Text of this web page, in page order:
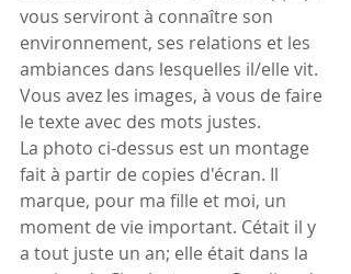
vous serviront à connaître son
environnement, ses relations et les
ambiances dans lesquelles il/elle vit.
Vous avez les images, à vous de faire
le texte avec des mots justes.
La photo ci-dessus est un montage
fait à partir de copies d'écran. Il
marque, pour ma fille et moi, un
moment de vie important. Cétait il y
a tout juste un an; elle était dans la